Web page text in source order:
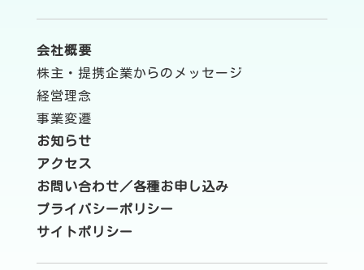
会社概要
株主・提携企業からのメッセージ
経営理念
事業変遷
お知らせ
アクセス
お問い合わせ／各種お申し込み
プライバシーポリシー
サイトポリシー